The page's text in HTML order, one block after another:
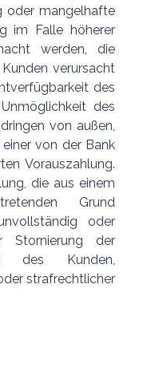
oder mangelhafte
im Falle höherer
werden, die
verursacht
des
des
von außen,
von der Bank
Vorauszahlung.
die aus einem
Grund
oder
Stornierung der
des Kunden,
strafrechtlicher